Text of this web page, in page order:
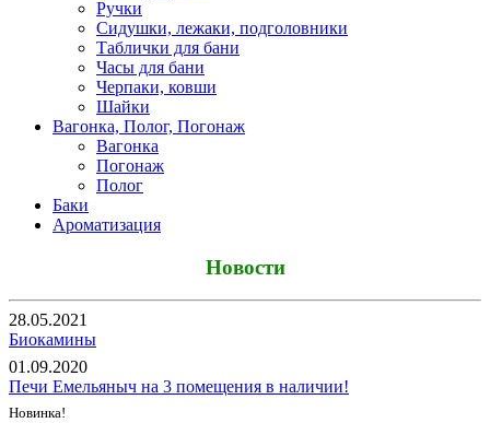
Ручки
Сидушки, лежаки, подголовники
Таблички для бани
Часы для бани
Черпаки, ковши
Шайки
Вагонка, Полог, Погонаж
Вагонка
Погонаж
Полог
Баки
Ароматизация
Новости
28.05.2021
Биокамины
01.09.2020
Печи Емельяныч на 3 помещения в наличии!
Новинка!